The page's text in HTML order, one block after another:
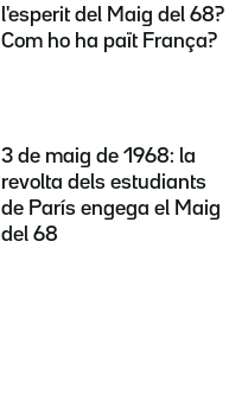
l'esperit del Maig del 68?
Com ho ha paït França?
3 de maig de 1968: la
revolta dels estudiants
de París engega el Maig
del 68